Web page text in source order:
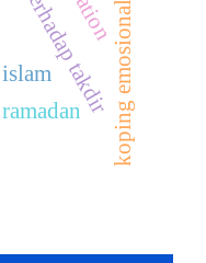
koping emosional